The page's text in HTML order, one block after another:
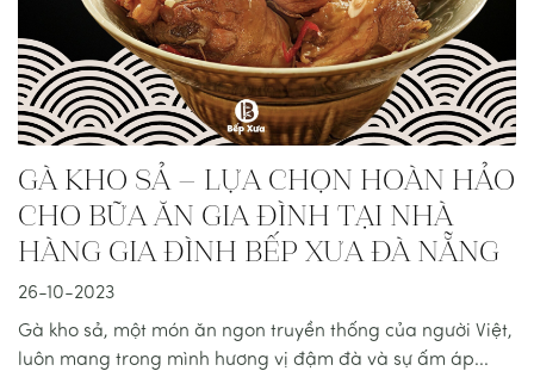
GÀ KHO SẢ – LỰA CHỌN HOÀN HẢO
CHO BỮA ĂN GIA ĐÌNH TẠI NHÀ
HÀNG GIA ĐÌNH BẾP XƯA ĐÀ NẴNG
26-10-2023
Gà kho sả, một món ăn ngon truyền thống của người Việt,
luôn mang trong mình hương vị đậm đà và sự ấm áp...